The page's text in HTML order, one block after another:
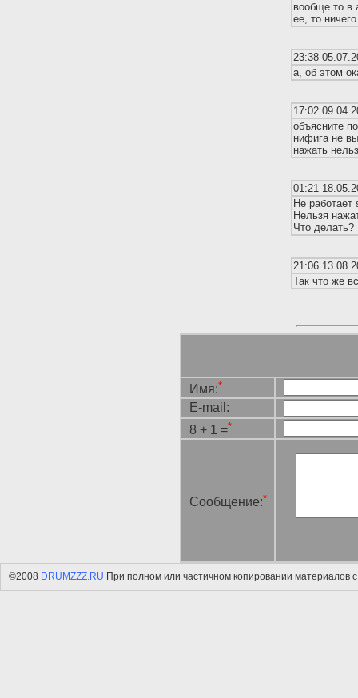
вообще то в
ее, то
23:38
а, об этом
17:02
объясните
нифига не
нажать
01:21
Не работает
Нельзя
Что делать?
21:06
Так что же
Имя:*
E-mail:
8 + 1 =*
Сообщение:*
©2008 DRUMZZZ.RU При полном или частичном копировании материалов